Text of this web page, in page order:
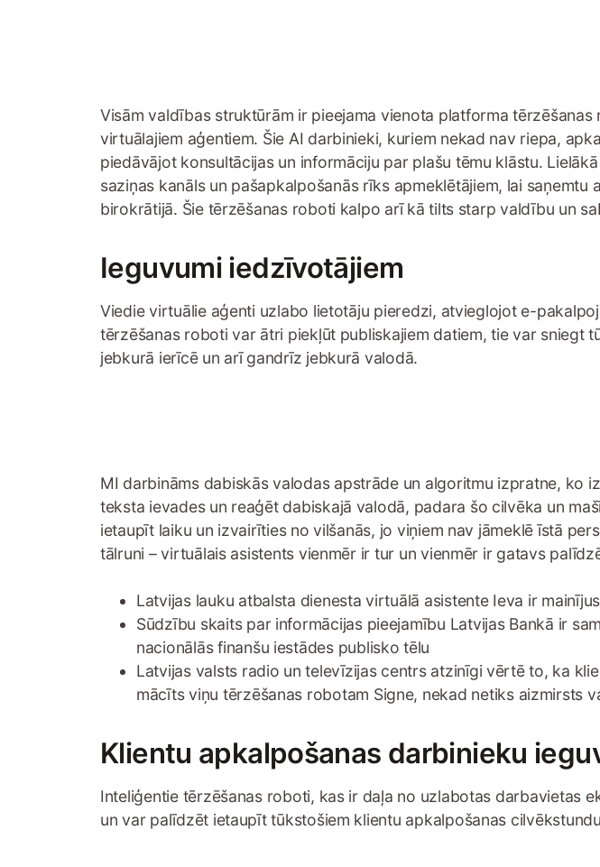
Visām valdības struktūrām ir pieejama vienota platforma
virtuālajiem aģentiem. Šie AI darbinieki, kuriem nekad nav riepa,
piedāvājot konsultācijas un informāciju par plašu tēmu klāstu.
saziņas kanāls un pašapkalpošanās rīks apmeklētājiem, lai
birokrātijā. Šie tērzēšanas roboti kalpo arī kā tilts starp valdību un
Ieguvumi iedzīvotājiem
Viedie virtuālie aģenti uzlabo lietotāju pieredzi, atvieglojot e-
tērzēšanas roboti var ātri piekļūt publiskajiem datiem, tie var sniegt
jebkurā ierīcē un arī gandrīz jebkurā valodā.
MI darbināms dabiskās valodas apstrāde un algoritmu izpratne, ko
teksta ievades un reaģēt dabiskajā valodā, padara šo cilvēka un
ietaupīt laiku un izvairīties no vilšanās, jo viņiem nav jāmeklē īstā
tālruni – virtuālais asistents vienmēr ir tur un vienmēr ir gatavs
Latvijas lauku atbalsta dienesta virtuālā asistente Ieva ir
Sūdzību skaits par informācijas pieejamību Latvijas Bankā ir
nacionālās finanšu iestādes publisko tēlu
Latvijas valsts radio un televīzijas centrs atzinīgi vērtē to, ka
mācīts viņu tērzēšanas robotam Signe, nekad netiks aizmirsts
Klientu apkalpošanas darbinieku
Inteliģentie tērzēšanas roboti, kas ir daļa no uzlabotas darbavietas
un var palīdzēt ietaupīt tūkstošiem klientu apkalpošanas